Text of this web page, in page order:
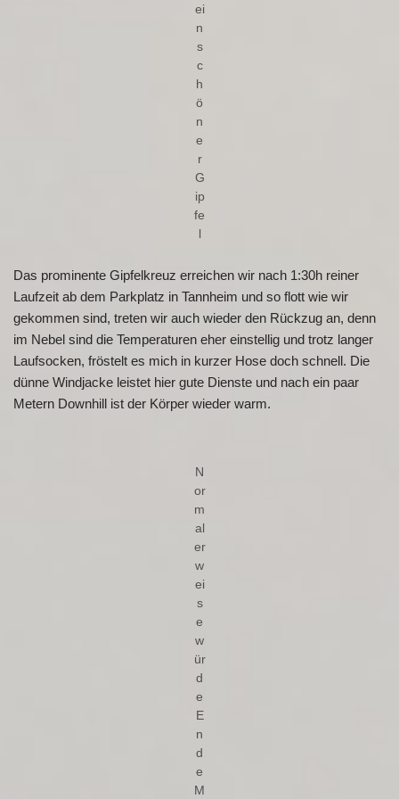
ei
n
s
c
h
ö
n
e
r
G
ip
fe
Das prominente Gipfelkreuz erreichen wir nach 1:30h reiner
Laufzeit ab dem Parkplatz in Tannheim und so flott wie wir
gekommen sind, treten wir auch wieder den Rückzug an, denn
im Nebel sind die Temperaturen eher einstellig und trotz langer
Laufsocken, fröstelt es mich in kurzer Hose doch schnell. Die
dünne Windjacke leistet hier gute Dienste und nach ein paar
Metern Downhill ist der Körper wieder warm.
N
or
m
al
er
w
ei
s
e
w
ür
d
e
E
n
d
e
M